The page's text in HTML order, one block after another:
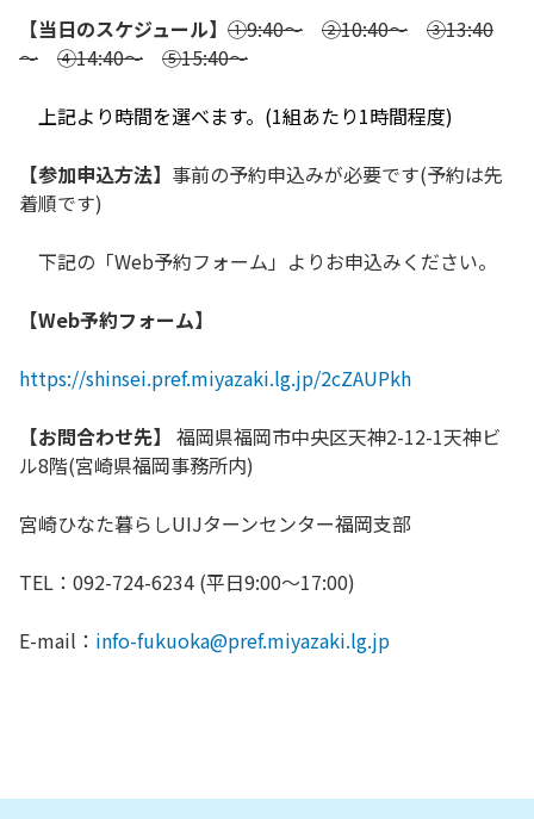
【当日のスケジュール】 ①9:40～ ②10:40～
③13:40
～
④14:40～ ⑤15:40～
上記より時間を選べます。(1組あたり1時間程度)
【参加申込方法】 事前の予約申込みが必要です(予約は先
着順です)
下記の「Web予約フォーム」よりお申込みください。
【Web予約フォーム】
https://shinsei.pref.miyazaki.lg.jp/2cZAUPkh
【お問合わせ先】 福岡県福岡市中央区天神2-12-1天神ビ
ル8階(宮崎県福岡事務所内)
宮崎ひなた暮らしUIJターンセンター福岡支部
TEL：092-724-6234 (平日9:00～17:00)
E-mail： info-fukuoka@pref.miyazaki.lg.jp